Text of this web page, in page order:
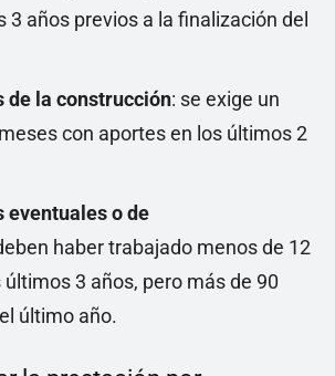
3 años previos a la finalización del
de la construcción: se exige un
con aportes en los últimos 2
eventuales o de
haber trabajado menos de 12
3 años, pero más de 90
último año.